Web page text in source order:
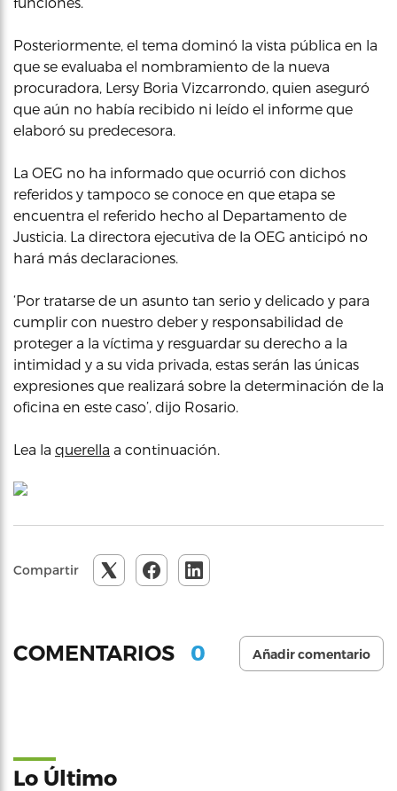
Posteriormente, el tema dominó la vista pública en la
que se evaluaba el nombramiento de la nueva
procuradora, Lersy Boria Vizcarrondo, quien aseguró
que aún no había recibido ni leído el informe que
elaboró su predecesora.
La OEG no ha informado que ocurrió con dichos
referidos y tampoco se conoce en que etapa se
encuentra el referido hecho al Departamento de
Justicia. La directora ejecutiva de la OEG anticipó no
hará más declaraciones.
‘Por tratarse de un asunto tan serio y delicado y para
cumplir con nuestro deber y responsabilidad de
proteger a la víctima y resguardar su derecho a la
intimidad y a su vida privada, estas serán las únicas
expresiones que realizará sobre la determinación de la
oficina en este caso’, dijo Rosario.
Lea la querella a continuación.
Compartir
COMENTARIOS 0 Añadir comentario
Lo Último